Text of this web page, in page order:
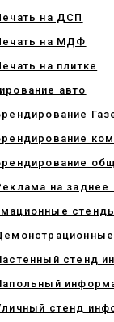
на ДСП
на МДФ
на плитке
авто
на заднее
стенд
стенд